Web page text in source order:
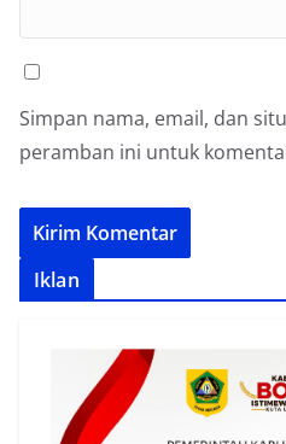
Simpan nama, email, dan
peramban ini untuk
Iklan